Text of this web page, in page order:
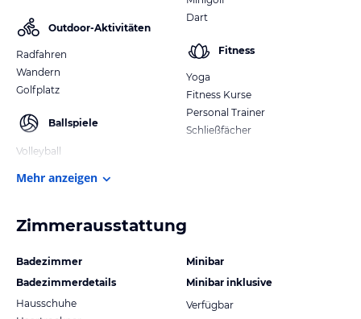
Outdoor-Aktivitäten
Radfahren
Wandern
Golfplatz
Ballspiele
Volleyball
Dart
Fitness
Yoga
Fitness Kurse
Personal Trainer
Schließfächer
Mehr anzeigen
Zimmerausstattung
Badezimmer
Badezimmerdetails
Hausschuhe
Minibar
Minibar inklusive
Verfügbar